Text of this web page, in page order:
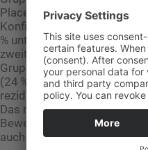
Placebo ein erstes
Konfidenzintervall [KI]
% unter Pembrolizumab
zweiten Zwischenanalyse
Gruppen) war der primäre
(24 %) derer in der
rezidivfreien Überlebens
Das mediane rezidivfreie
Bewertungszeitpunkt
auch die nach Alter oder